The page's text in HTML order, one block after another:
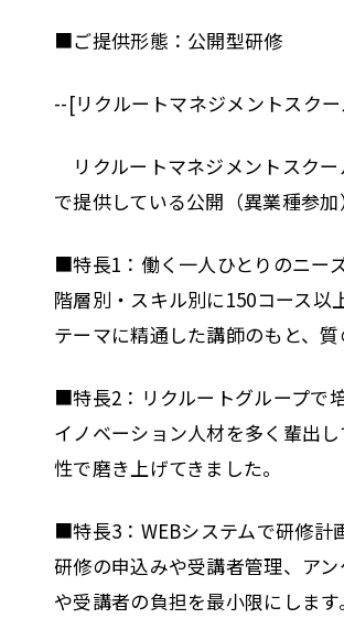
■ご提供形態：公開型研修
--[リクルートマネジメントスク
リクルートマネジメントスク
で提供している公開（異業種参加
■特長1：働く一人ひとりのニー
階層別・スキル別に150コース以
テーマに精通した講師のもと、
■特長2：リクルートグループで
イノベーション人材を多く輩出
性で磨き上げてきました。
■特長3：WEBシステムで研修計
研修の申込みや受講者管理、ア
や受講者の負担を最小限にします。